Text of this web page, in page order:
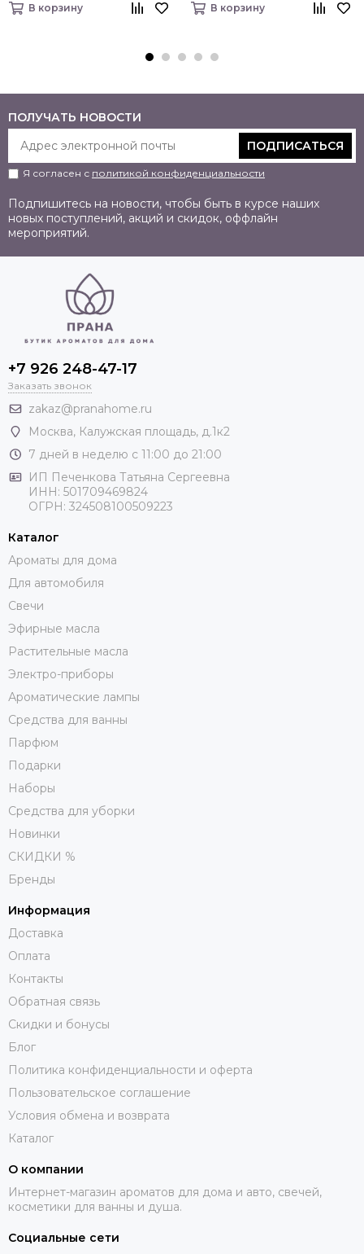
В корзину В корзину
ПОЛУЧАТЬ НОВОСТИ
ПОДПИСАТЬСЯ
Я согласен с политикой конфиденциальности
Подпишитесь на новости, чтобы быть в курсе наших
новых поступлений, акций и скидок, оффлайн
мероприятий.
+7 926 248-47-17
Заказать звонок
zakaz@pranahome.ru
Москва, Калужская площадь, д.1к2
7 дней в неделю с 11:00 до 21:00
ИП Печенкова Татьяна Сергеевна
ИНН: 501709469824
ОГРН: 324508100509223
Каталог
Ароматы для дома
Для автомобиля
Свечи
Эфирные масла
Растительные масла
Электро-приборы
Ароматические лампы
Средства для ванны
Парфюм
Подарки
Наборы
Средства для уборки
Новинки
СКИДКИ %
Бренды
Информация
Доставка
Оплата
Контакты
Обратная связь
Скидки и бонусы
Блог
Политика конфиденциальности и оферта
Пользовательское соглашение
Условия обмена и возврата
Каталог
О компании
Интернет-магазин ароматов для дома и авто, свечей,
косметики для ванны и душа.
Социальные сети